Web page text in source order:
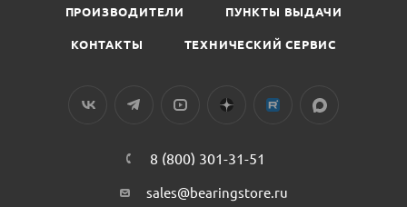
ПРОИЗВОДИТЕЛИ ПУНКТЫ ВЫДАЧИ
КОНТАКТЫ ТЕХНИЧЕСКИЙ СЕРВИС
8 (800) 301-31-51
sales@bearingstore.ru